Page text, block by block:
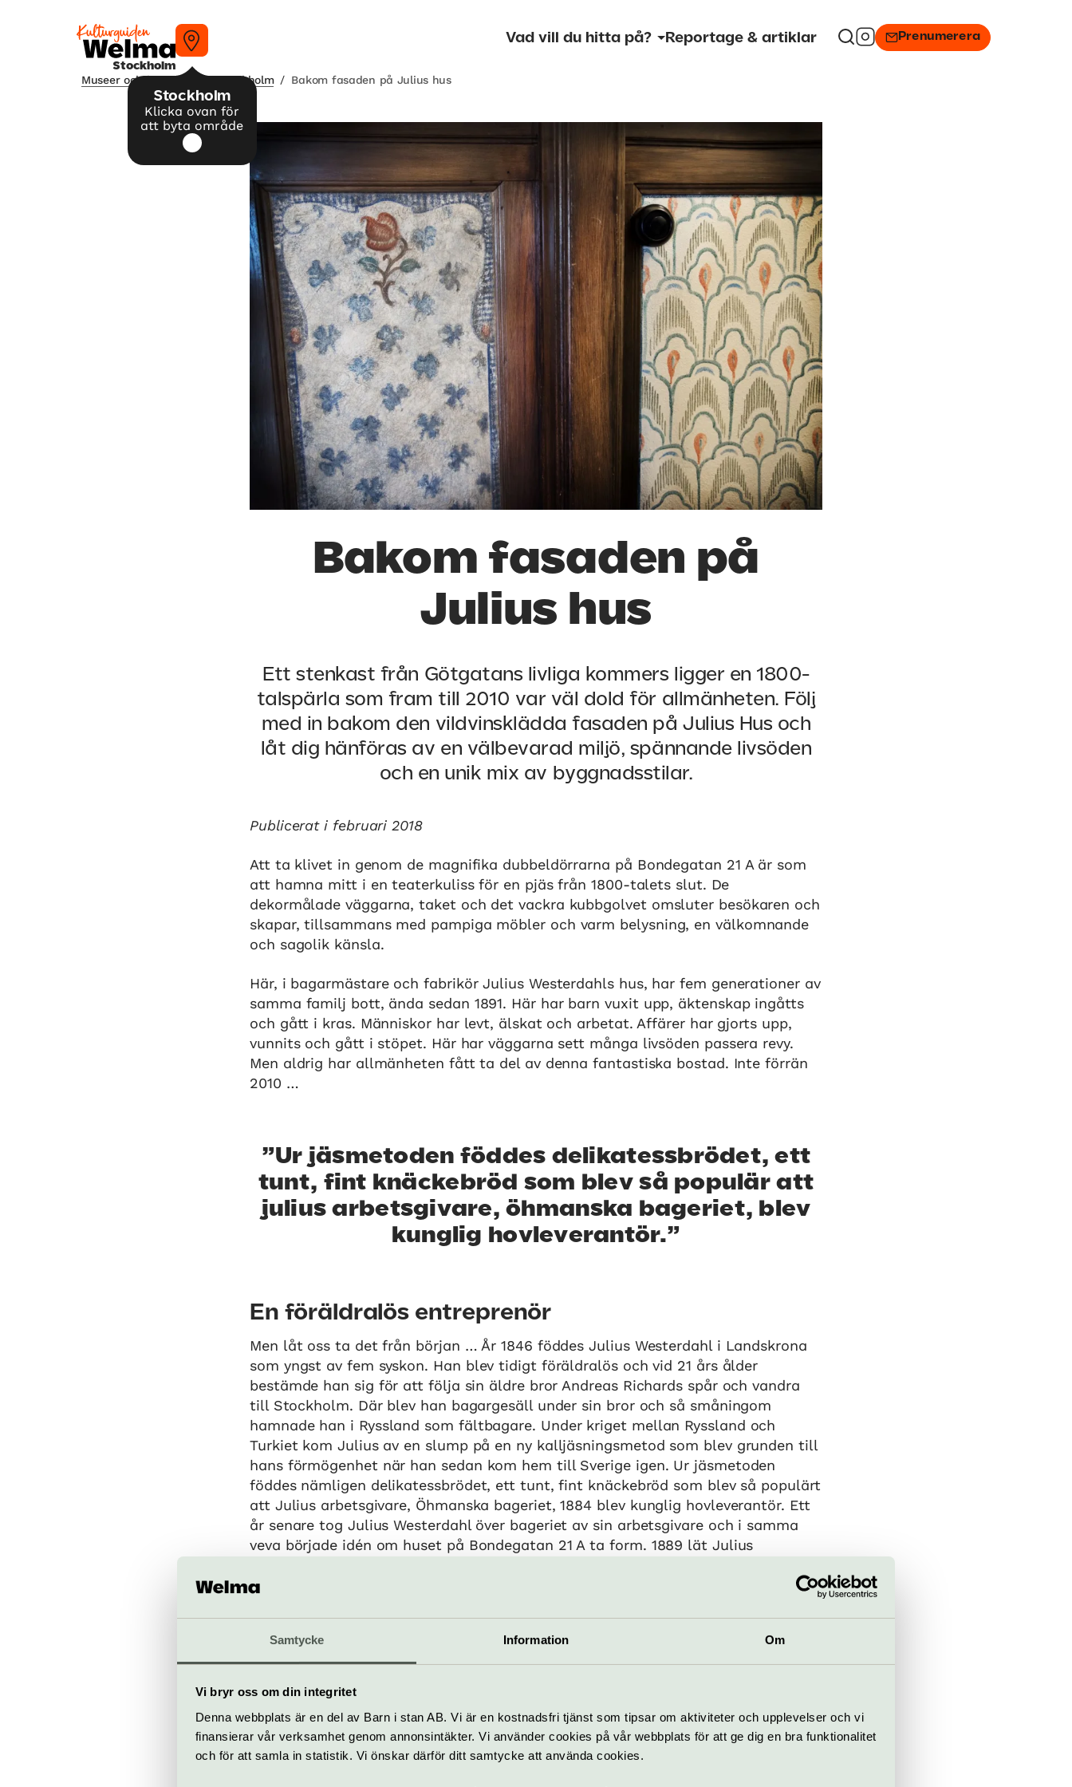
Samtycke Information Om
Vi bryr oss om din integritet
Denna webbplats är en del av Barn i stan AB. Vi är en kostnadsfri tjänst som tipsar om aktiviteter och upplevelser och vi
finansierar vår verksamhet genom annonsintäkter. Vi använder cookies på vår webbplats för att ge dig en bra funktionalitet
och för att samla in statistik. Vi önskar därför ditt samtycke att använda cookies.
Stockholm
Stockholm
Klicka ovan för
att byta område
Vad vill du hitta på? Reportage & artiklar Prenumerera
Museer och konsthallar i Stockholm / Bakom fasaden på Julius hus
Bakom fasaden på
Julius hus
Ett stenkast från Götgatans livliga kommers ligger en 1800-
talspärla som fram till 2010 var väl dold för allmänheten. Följ
med in bakom den vildvinsklädda fasaden på Julius Hus och
låt dig hänföras av en välbevarad miljö, spännande livsöden
och en unik mix av byggnadsstilar.
Publicerat i februari 2018
Att ta klivet in genom de magnifika dubbeldörrarna på Bondegatan 21 A är som
att hamna mitt i en teaterkuliss för en pjäs från 1800-talets slut. De
dekormålade väggarna, taket och det vackra kubbgolvet omsluter besökaren och
skapar, tillsammans med pampiga möbler och varm belysning, en välkomnande
och sagolik känsla.
Här, i bagarmästare och fabrikör Julius Westerdahls hus, har fem generationer av
samma familj bott, ända sedan 1891. Här har barn vuxit upp, äktenskap ingåtts
och gått i kras. Människor har levt, älskat och arbetat. Affärer har gjorts upp,
vunnits och gått i stöpet. Här har väggarna sett många livsöden passera revy.
Men aldrig har allmänheten fått ta del av denna fantastiska bostad. Inte förrän
2010 …
Ur jäsmetoden föddes delikatessbrödet, ett
tunt, fint knäckebröd som blev så populär att
julius arbetsgivare, öhmanska bageriet, blev
kunglig hovleverantör.
En föräldralös entreprenör
Men låt oss ta det från början … År 1846 föddes Julius Westerdahl i Landskrona
som yngst av fem syskon. Han blev tidigt föräldralös och vid 21 års ålder
bestämde han sig för att följa sin äldre bror Andreas Richards spår och vandra
till Stockholm. Där blev han bagargesäll under sin bror och så småningom
hamnade han i Ryssland som fältbagare. Under kriget mellan Ryssland och
Turkiet kom Julius av en slump på en ny kalljäsningsmetod som blev grunden till
hans förmögenhet när han sedan kom hem till Sverige igen. Ur jäsmetoden
föddes nämligen delikatessbrödet, ett tunt, fint knäckebröd som blev så populärt
att Julius arbetsgivare, Öhmanska bageriet, 1884 blev kunglig hovleverantör. Ett
år senare tog Julius Westerdahl över bageriet av sin arbetsgivare och i samma
veva började idén om huset på Bondegatan 21 A ta form. 1889 lät Julius
bostadsvåning.
– Julius flyttade in här 1891 med sin fru Emma. Deras son Nils är min farmors far,
berättar Ebba Hedberg, som är Julius barnbarns barnbarn och i dag driver Julius
Hus kultursalonger.
Varsam restaurering
Ebba, som själv växte upp i huset på Bondegatan tillsammans med sina föräldrar
och sex syskon, var redan som barn väldigt intresserad av sin släkthistoria och